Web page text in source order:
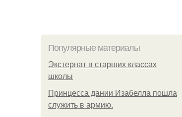
Популярные материалы
Экстернат в старших классах
школы
Принцесса дании Изабелла пошла
служить в армию.